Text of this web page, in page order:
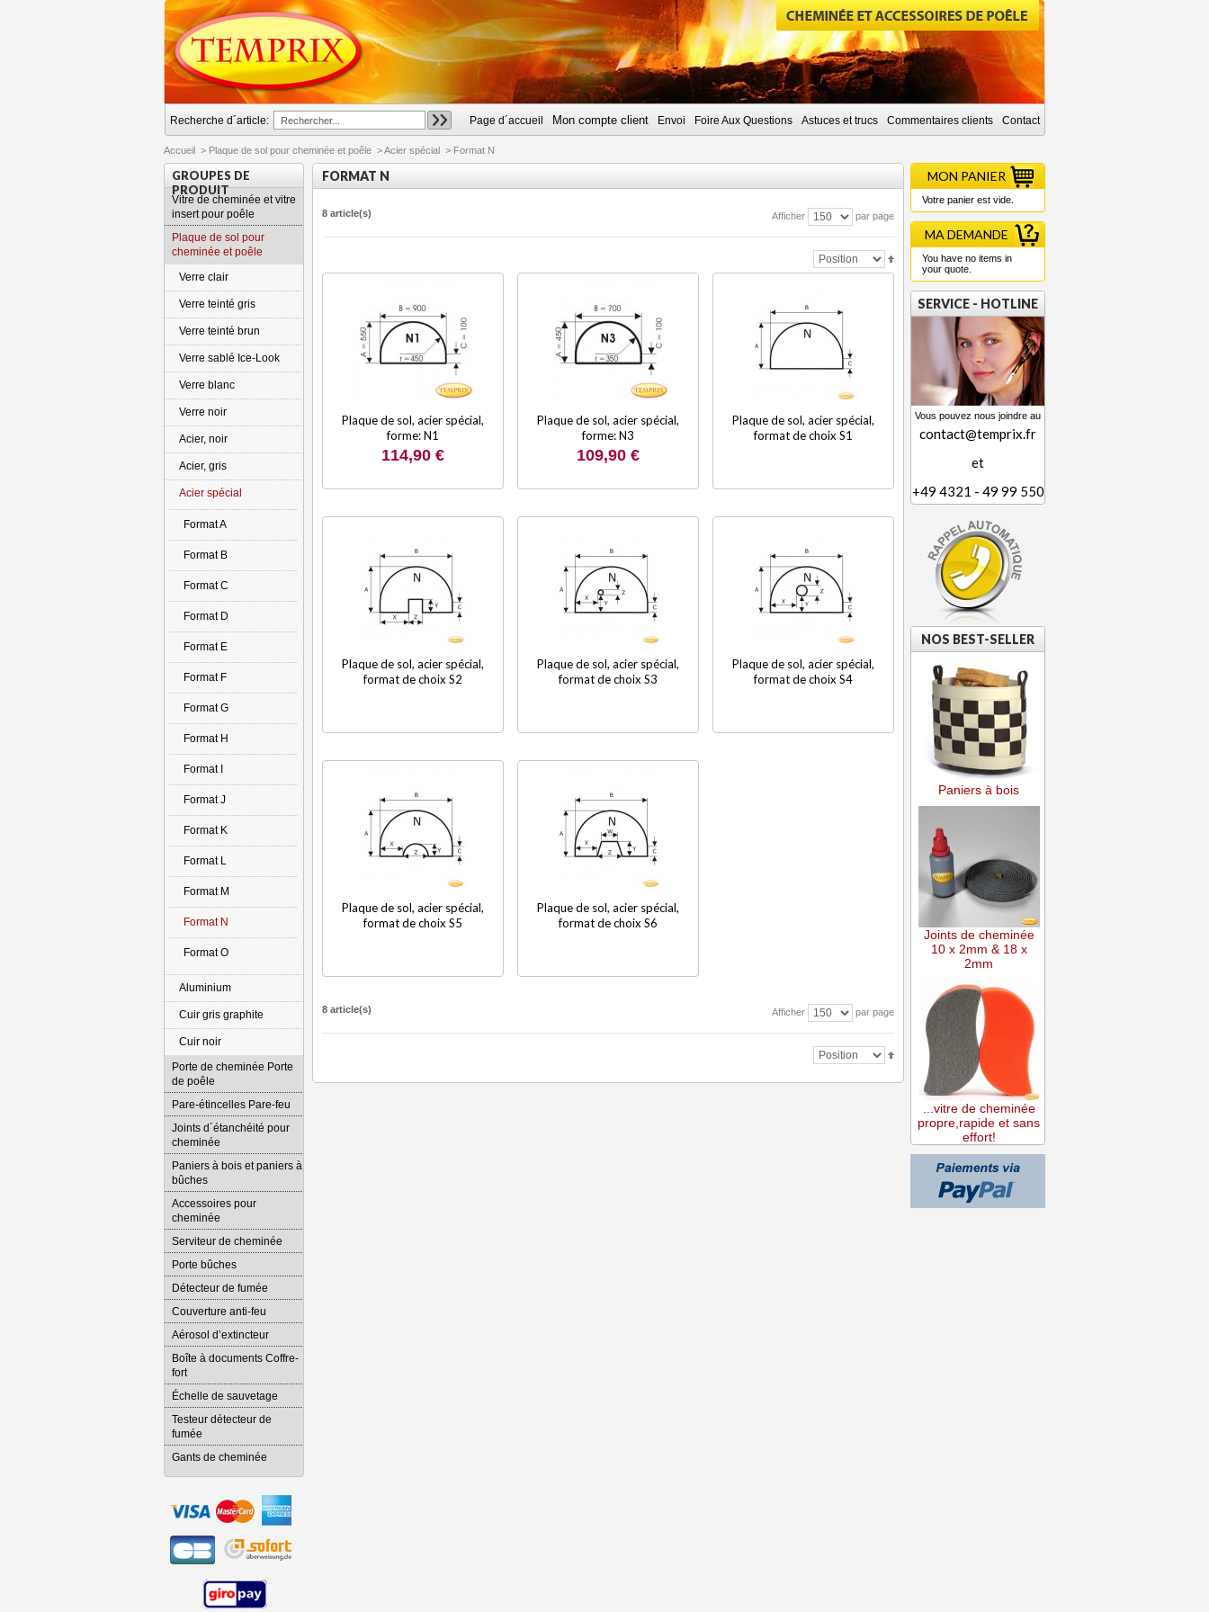
Recherche d´article: CHERCHER
Page d´accueil Mon compte client Envoi Foire Aux Questions Astuces et trucs Commentaires clients Contact
Accueil > Plaque de sol pour cheminée et poêle >Acier spécial > Format N
FORMAT N
8 article(s) Afficher par page
Plaque de sol, acier spécial,
forme: N1
114,90 €
Plaque de sol, acier spécial,
forme: N3
109,90 €
Plaque de sol, acier spécial,
format de choix S1
Plaque de sol, acier spécial,
format de choix S2
Plaque de sol, acier spécial,
format de choix S3
Plaque de sol, acier spécial,
format de choix S4
Plaque de sol, acier spécial,
format de choix S5
Plaque de sol, acier spécial,
format de choix S6
8 article(s) Afficher par page
GROUPES DE
PRODUIT
Vitre de cheminée et vitre
insert pour poêle
Plaque de sol pour
cheminée et poêle
Verre clair
Verre teinté gris
Verre teinté brun
Verre sablé Ice-Look
Verre blanc
Verre noir
Acier, noir
Acier, gris
Acier spécial
Format A
Format B
Format C
Format D
Format E
Format F
Format G
Format H
Format I
Format J
Format K
Format L
Format M
Format N
Format O
Aluminium
Cuir gris graphite
Cuir noir
Porte de cheminée Porte
de poêle
Pare-étincelles Pare-feu
Joints d´étanchéité pour
cheminée
Paniers à bois et paniers à
bûches
Accessoires pour
cheminée
Serviteur de cheminée
Porte bûches
Détecteur de fumée
Couverture anti-feu
Aérosol d’extincteur
Boîte à documents Coffre-
fort
Échelle de sauvetage
Testeur détecteur de
fumée
Gants de cheminée
MON PANIER
Votre panier est vide.
MA DEMANDE
You have no items in
your quote.
SERVICE - HOTLINE
Vous pouvez nous joindre au
contact@temprix.fr
et
+49 4321 - 49 99 550
NOS BEST-SELLER
Paniers à bois
Joints de cheminée
10 x 2mm & 18 x
2mm
...vitre de cheminée
propre,rapide et sans
effort!